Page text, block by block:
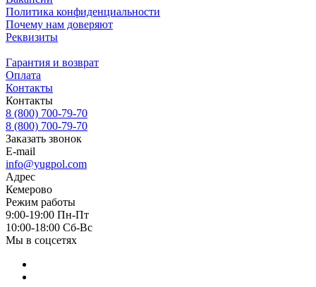
Политика конфиденциальности
Почему нам доверяют
Реквизиты
Гарантия и возврат
Оплата
Контакты
Контакты
8 (800) 700-79-70
8 (800) 700-79-70
Заказать звонок
E-mail
info@yugpol.com
Адрес
Кемерово
Режим работы
9:00-19:00 Пн-Пт
10:00-18:00 Cб-Вс
Мы в соцсетях